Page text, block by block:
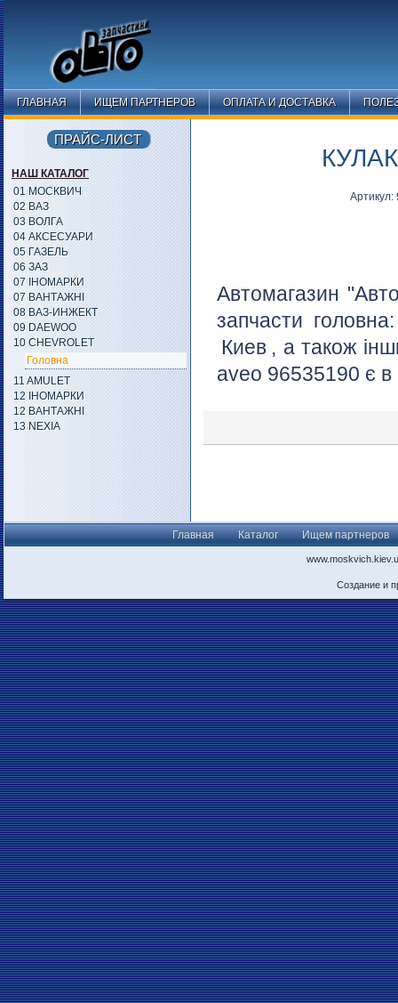
ГЛАВНАЯ ИЩЕМ ПАРТНЕРОВ ОПЛАТА И ДОСТАВКА
Автомагазин
запчасти
Киев , а також
aveo 96535190 є в
ПРАЙС-ЛИСТ
НАШ КАТАЛОГ
01 МОСКВИЧ
02 ВАЗ
03 ВОЛГА
04 АКСЕСУАРИ
05 ГАЗЕЛЬ
06 ЗАЗ
07 ІНОМАРКИ
07 ВАНТАЖНІ
08 ВАЗ-ИНЖЕКТ
09 DAEWOO
10 CHEVROLET
Головна
11 AMULET
12 ІНОМАРКИ
12 ВАНТАЖНІ
13 NEXIA
Главная Каталог Ищем партнеров
Создание и